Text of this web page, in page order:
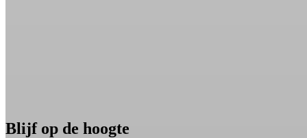
Blijf op de hoogte